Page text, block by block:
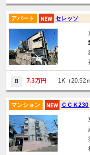
アパート セレッソ
Ｂ 7.3万円 1K（20.92
マンション ＣＣＫ230